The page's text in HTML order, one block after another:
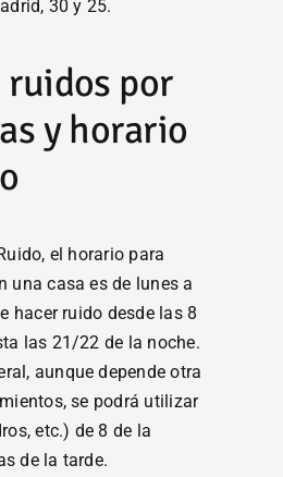
30 y 25.
por
y horario
el horario para
una casa es de lunes a
hacer ruido desde las 8
las 21/22 de la noche.
aunque depende otra
se podrá utilizar
etc.) de 8 de la
de la tarde.